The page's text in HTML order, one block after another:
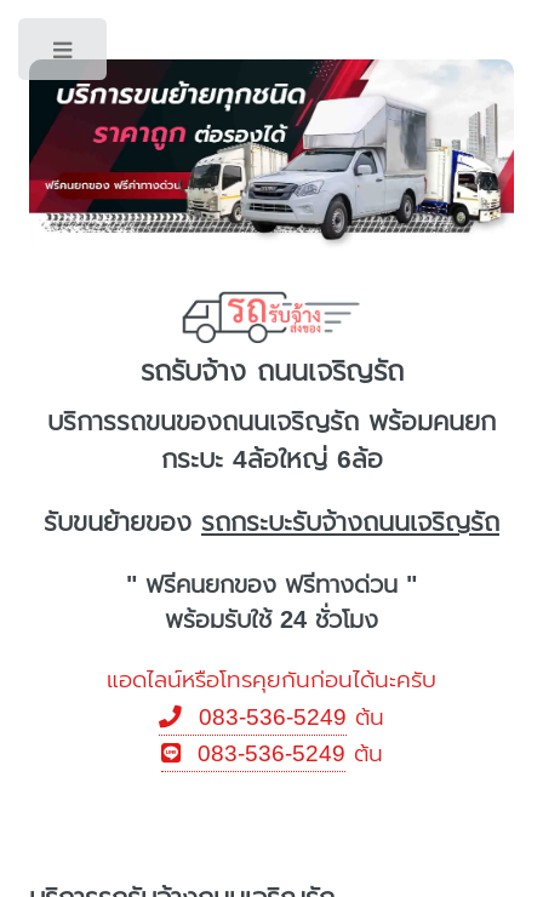
รถรับจ้าง ถนนเจริญรัถ
บริการรถขนของถนนเจริญรัถ พร้อมคนยก
กระบะ 4ล้อใหญ่ 6ล้อ
รับขนย้ายของ รถกระบะรับจ้างถนนเจริญรัถ
" ฟรีคนยกของ ฟรีทางด่วน "
พร้อมรับใช้ 24 ชั่วโมง
แอดไลน์หรือโทรคุยกันก่อนได้นะครับ
083-536-5249 ต้น
083-536-5249 ต้น
Toggle